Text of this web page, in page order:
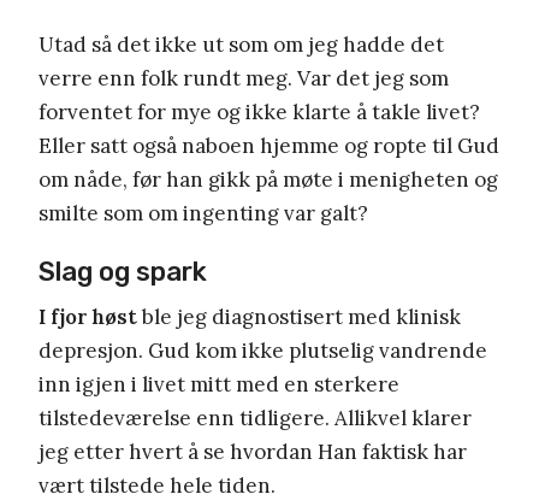
Utad så det ikke ut som om jeg hadde det
verre enn folk rundt meg. Var det jeg som
forventet for mye og ikke klarte å takle livet?
Eller satt også naboen hjemme og ropte til Gud
om nåde, før han gikk på møte i menigheten og
smilte som om ingenting var galt?
Slag og spark
I fjor høstble jeg diagnostisert med klinisk
depresjon. Gud kom ikke plutselig vandrende
inn igjen i livet mitt med en sterkere
tilstedeværelse enn tidligere. Allikvel klarer
jeg etter hvert å se hvordan Han faktisk har
vært tilstede hele tiden.